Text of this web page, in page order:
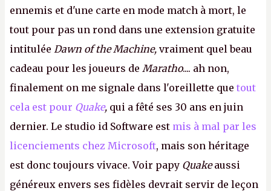
ennemis et d'une carte en mode match à mort, le
tout pour pas un rond dans une extension gratuite
intitulée Dawn of the Machine, vraiment quel beau
cadeau pour les joueurs de Maratho.... ah non,
finalement on me signale dans l'oreillette que tout
cela est pour Quake, qui a fêté ses 30 ans en juin
dernier. Le studio id Software est mis à mal par les
licenciements chez Microsoft, mais son héritage
est donc toujours vivace. Voir papy Quakeaussi
généreux envers ses fidèles devrait servir de leçon